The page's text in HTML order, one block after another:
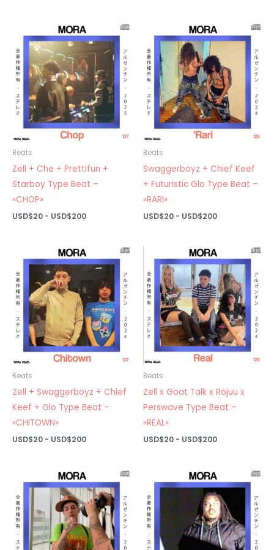
USD$20
hasta
USD$200
USD$20
hasta
Beats
Zell + Che + Prettifun +
Starboy Type Beat –
«CHOP»
USD$20 - USD$200Rango
USD$20
hasta
USD$200
Beats
Swaggerboyz + Chief Keef
+ Futuristic Glo Type Beat –
«RARI»
USD$20 - USD$200Rango
USD$20
hasta
USD$200
Beats
Zell + Swaggerboyz + Chief
Keef + Glo Type Beat –
«CHITOWN»
USD$20 - USD$200Rango
USD$20
hasta
USD$200
Beats
Zell x Goat Talk x Rojuu x
Perswave Type Beat –
«REAL»
USD$20 - USD$200Rango
USD$20
hasta
USD$200